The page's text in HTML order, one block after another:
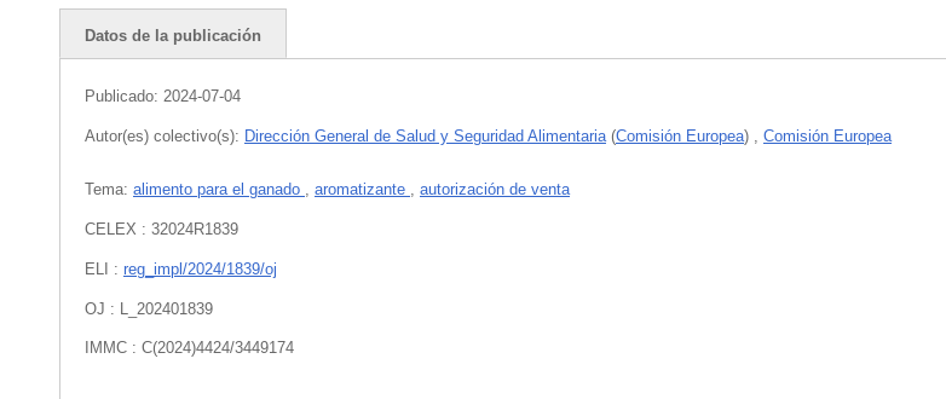
Datos de la publicación
Publicado: 2024-07-04
Autor(es) colectivo(s): Dirección General de Salud y Seguridad Alimentaria(Comisión Europea) , Comisión Europea
Tema: alimento para el ganado , aromatizante , autorización de venta
CELEX : 32024R1839
ELI : reg_impl/2024/1839/oj
OJ : L_202401839
IMMC : C(2024)4424/3449174